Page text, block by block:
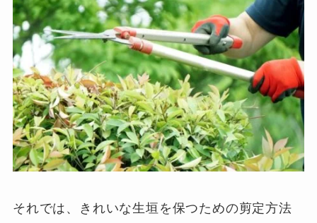
それでは、きれいな生垣を保つための剪定方法